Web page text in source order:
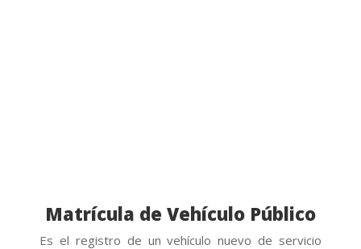
Matrícula de Vehículo Público
Es el registro de un vehículo nuevo de servicio